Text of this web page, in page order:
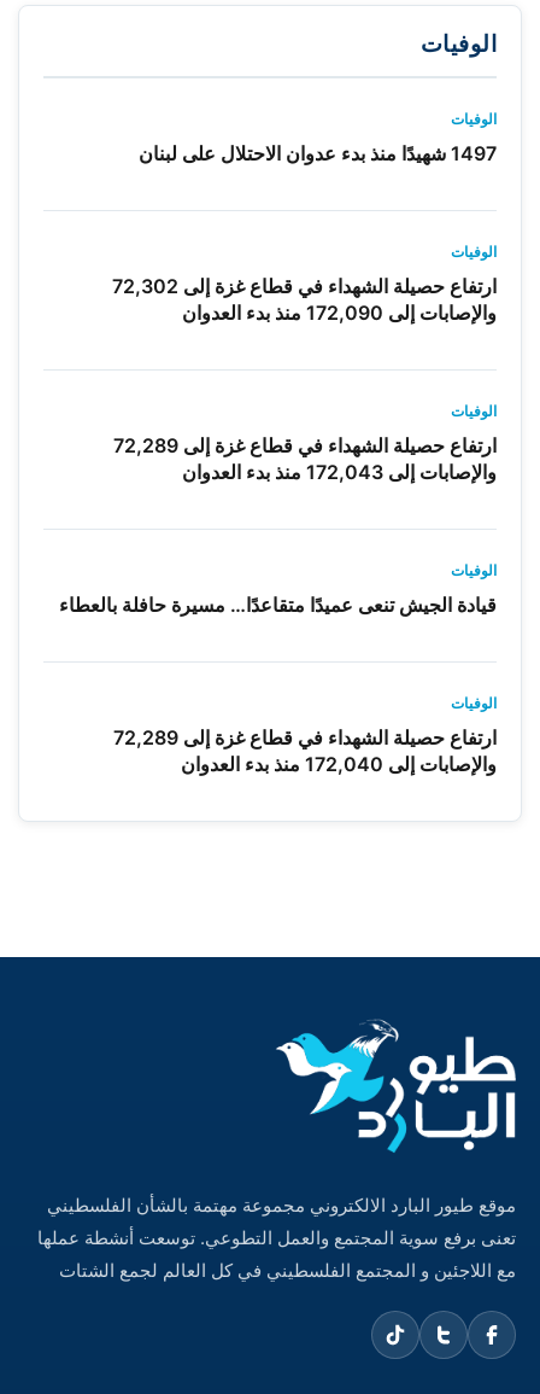
الوفيات
الوفيات
1497 شهيدًا منذ بدء عدوان الاحتلال على لبنان
الوفيات
ارتفاع حصيلة الشهداء في قطاع غزة إلى 72,302
والإصابات إلى 172,090 منذ بدء العدوان
الوفيات
ارتفاع حصيلة الشهداء في قطاع غزة إلى 72,289
والإصابات إلى 172,043 منذ بدء العدوان
الوفيات
قيادة الجيش تنعى عميدًا متقاعدًا… مسيرة حافلة بالعطاء
الوفيات
ارتفاع حصيلة الشهداء في قطاع غزة إلى 72,289
والإصابات إلى 172,040 منذ بدء العدوان
موقع طيور البارد الالكتروني مجموعة مهتمة بالشأن الفلسطيني
تعنى برفع سوية المجتمع والعمل التطوعي. توسعت أنشطة عملها
مع اللاجئين و المجتمع الفلسطيني في كل العالم لجمع الشتات